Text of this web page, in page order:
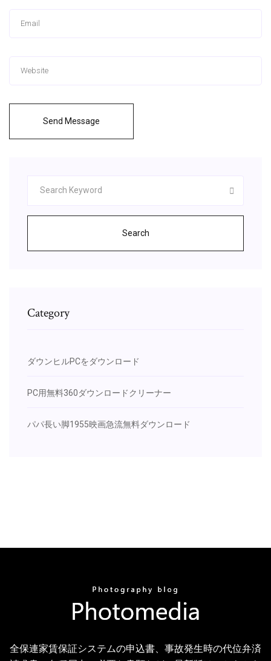
Send Message
Search
Category
ダウンヒルPCをダウンロード
PC用無料360ダウンロードクリーナー
パパ長い脚1955映画急流無料ダウンロード
全保連家賃保証システムの申込書、事故発生時の代位弁済